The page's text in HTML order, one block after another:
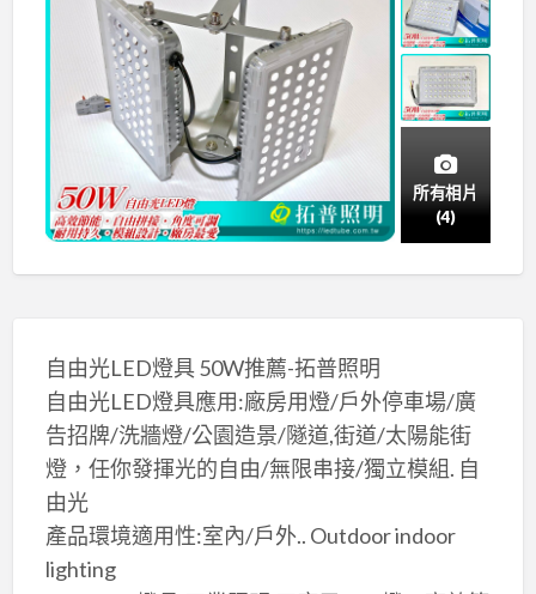
所有相片
(4)
自由光LED燈具 50W推薦-拓普照明
自由光LED燈具應用:廠房用燈/戶外停車場/廣
告招牌/洗牆燈/公園造景/隧道,街道/太陽能街
燈，任你發揮光的自由/無限串接/獨立模組. 自
由光
產品環境適用性:室內/戶外.. Outdoor indoor
lighting